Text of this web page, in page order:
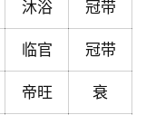
沐浴 冠带
临官 冠带
帝旺 衰